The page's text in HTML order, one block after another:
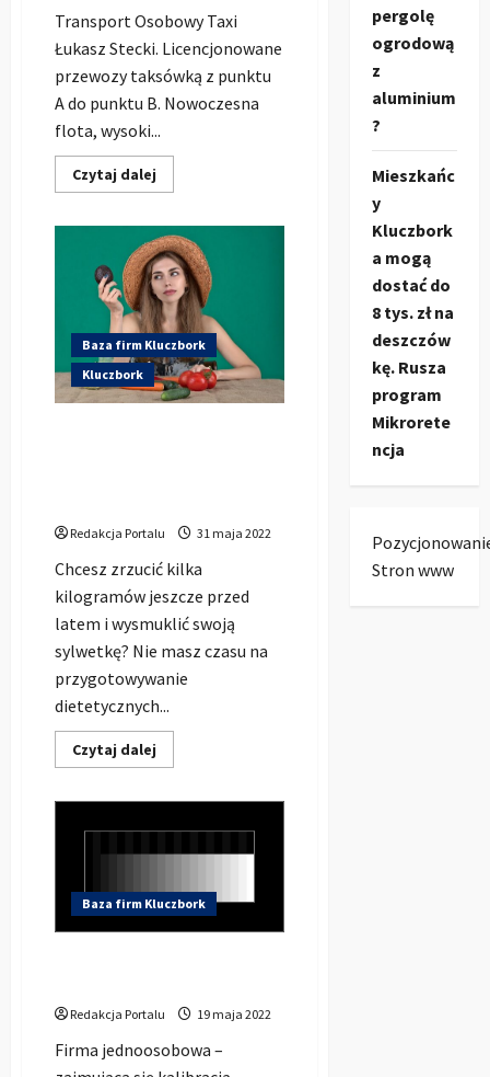
Transport Osobowy Taxi
Łukasz Stecki. Licencjonowane
przewozy taksówką z punktu
A do punktu B. Nowoczesna
flota, wysoki...
Czytaj dalej
się
Taxi
Kluczbork
–
Łukasz
Stecki
Baza firm Kluczbork
Kluczbork
Redakcja Portalu 31 maja 2022
Chcesz zrzucić kilka
kilogramów jeszcze przed
latem i wysmuklić swoją
sylwetkę? Nie masz czasu na
przygotowywanie
dietetycznych...
Czytaj dalej
się
kilogramów?
cateringu
dietetycznego
w
Baza firm Kluczbork
Redakcja Portalu 19 maja 2022
Firma jednoosobowa –
pergolę
ogrodową
z
aluminium
?
Mieszkańc
y
Kluczbork
a mogą
dostać do
8 tys. zł na
deszczów
kę. Rusza
program
Mikrorete
ncja
Stron www